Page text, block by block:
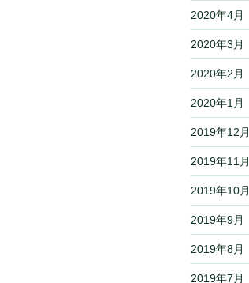
2020年4月
2020年3月
2020年2月
2020年1月
2019年12月
2019年11月
2019年10月
2019年9月
2019年8月
2019年7月